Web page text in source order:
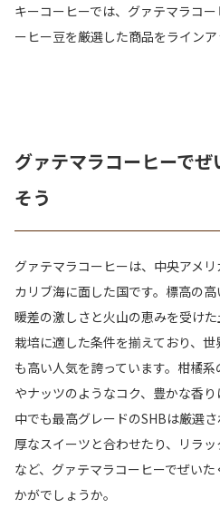
キーコーヒーでは、グァテマラコ
ーヒー豆を厳選した商品をラインア
グァテマラコーヒーで
そう
グァテマラコーヒーは、中央アメ
カリブ海に面した国です。標高の
暖差の激しさと火山の恵みを受け
栽培に適した条件を揃えており、
も高い人気を誇っています。柑橘
やナッツのようなコク、豊かな香り
中でも最高グレードのSHBは厳選
厚なスイーツと合わせたり、リラ
など、グァテマラコーヒーでぜい
かがでしょうか。